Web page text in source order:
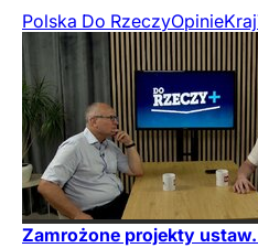
Polska Do RzeczyOpinieKraj
Zamrożone projekty